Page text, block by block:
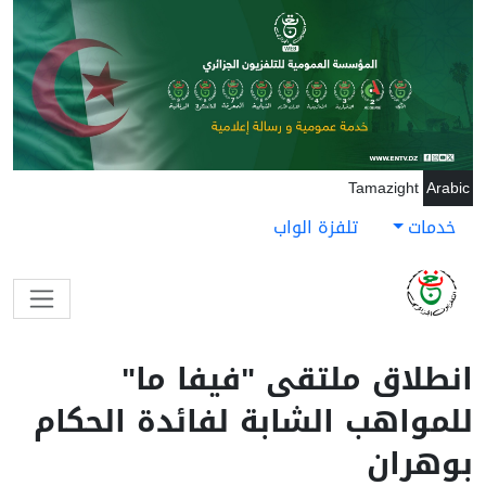
تجاوز إلى المحتوى الرئيسي
Arabic
Tamazight
خدمات تلفزة الواب
انطلاق ملتقى "فيفا ما"
للمواهب الشابة لفائدة الحكام
بوهران